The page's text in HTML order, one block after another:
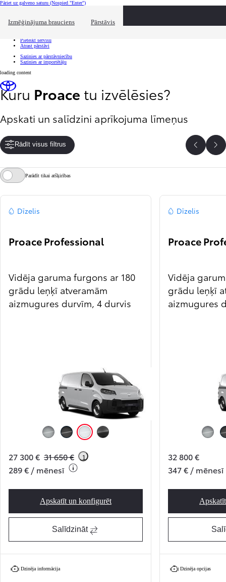
Pāriet uz galveno saturu (Nospied "Enter")
Izmēģinājuma brauciens Pārstāvis
Ātrā atlase Uzklikšķini, lai aizvērtu pārklājumu
Pieteikt servisu
Atrast pārstāvi
Sazinies ar pārstāvniecību
Sazinies ar importētāju
loading content
Kuru Proace tu izvēlēsies?
Apskati un salīdzini aprīkojuma līmeņus
Rādīt visus filtrus Atpakaļ
Parādīt tikai atšķirības
Dīzelis
Proace Professional
Vidēja garuma furgons ar 180
grādu leņķī atveramām
aizmugures durvīm, 4 durvis
Metallic Silver (KCA)
Metallic Black (KTV)
Icy White (EPR)
27 300 € 31 650 € 1
289 € / mēnesī
Apskatīt un konfigurēt
Proace Professional
Salīdzināt
Dzinēja informācija
Dīzelis
Proace
Vidēja
grādu leņķī
aizmugures
32 800 €
347 € / mēnesī
Dzinēja opcijas